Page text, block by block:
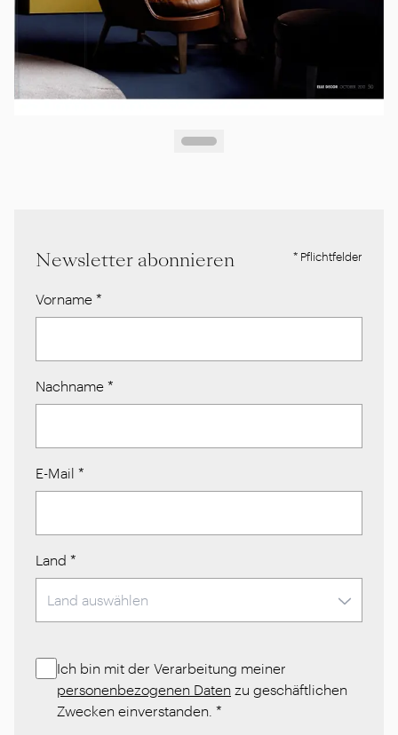
Newsletter abonnieren * Pflichtfelder
Vorname *
Nachname *
E-Mail *
Land *
Ich bin mit der Verarbeitung meiner
personenbezogenen Daten zu geschäftlichen
Zwecken einverstanden. *